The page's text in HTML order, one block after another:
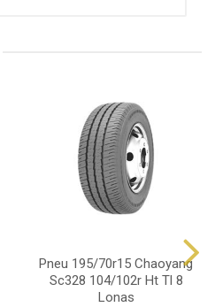
Pneu 195/70r15 Chaoyang
Sc328 104/102r Ht Tl 8
Lonas